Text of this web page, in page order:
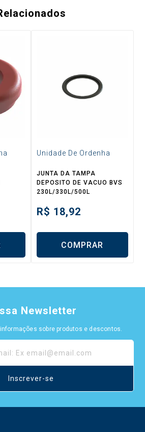
Unidade De Ordenha
JUNTA DA TAMPA
DEPOSITO DE VACUO BVS
230L/330L/500L
R$ 18,92
COMPRAR
Newsletter
sobre produtos e descontos.
Inscrever-se